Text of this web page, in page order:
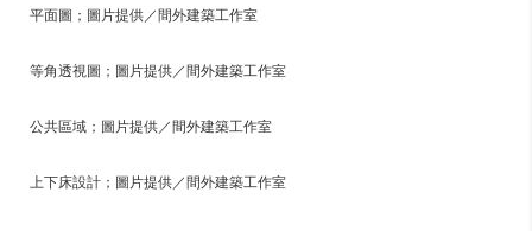
平面圖；圖片提供／間外建築工作室
等角透視圖；圖片提供／間外建築工作室
公共區域；圖片提供／間外建築工作室
上下床設計；圖片提供／間外建築工作室